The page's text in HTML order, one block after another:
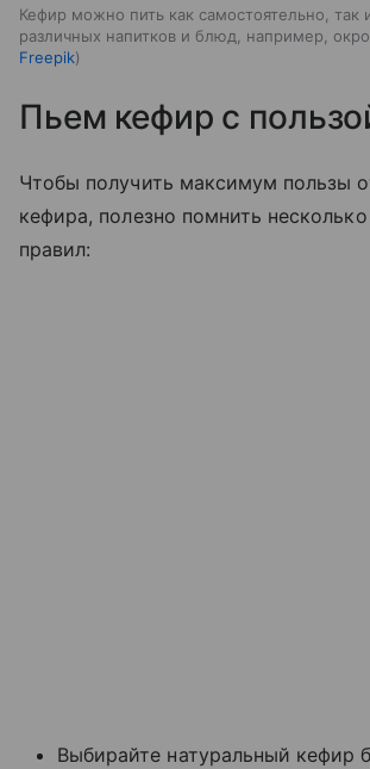
Кефир можно пить как самостоятельно, так
различных напитков и блюд, например,
Freepik
Пьем кефир с
Чтобы получить максимум пользы
кефира, полезно помнить
правил:
Выбирайте натуральный кефир